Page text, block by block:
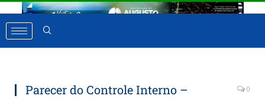
Parecer do Controle Interno –
0